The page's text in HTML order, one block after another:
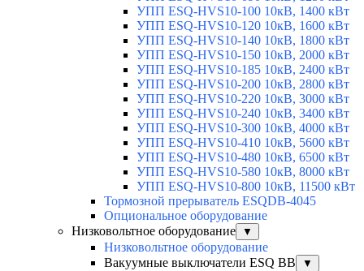
УПП ESQ-HVS10-100 10кВ, 1400 кВт
УПП ESQ-HVS10-120 10кВ, 1600 кВт
УПП ESQ-HVS10-140 10кВ, 1800 кВт
УПП ESQ-HVS10-150 10кВ, 2000 кВт
УПП ESQ-HVS10-185 10кВ, 2400 кВт
УПП ESQ-HVS10-200 10кВ, 2800 кВт
УПП ESQ-HVS10-220 10кВ, 3000 кВт
УПП ESQ-HVS10-240 10кВ, 3400 кВт
УПП ESQ-HVS10-300 10кВ, 4000 кВт
УПП ESQ-HVS10-410 10кВ, 5600 кВт
УПП ESQ-HVS10-480 10кВ, 6500 кВт
УПП ESQ-HVS10-580 10кВ, 8000 кВт
УПП ESQ-HVS10-800 10кВ, 11500 кВт
Тормозной прерыватель ESQDB-4045
Опциональное оборудование
Низковольтное оборудование
▼
Низковольтное оборудование
Вакуумные выключатели ESQ BB
▼